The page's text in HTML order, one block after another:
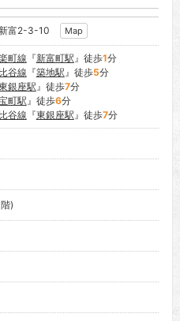
富2-3-10 Map
町線 『新富町駅』徒歩1分
谷線 『築地駅』徒歩5分
銀座駅』徒歩7分
町駅』徒歩6分
谷線 『東銀座駅』徒歩7分
)